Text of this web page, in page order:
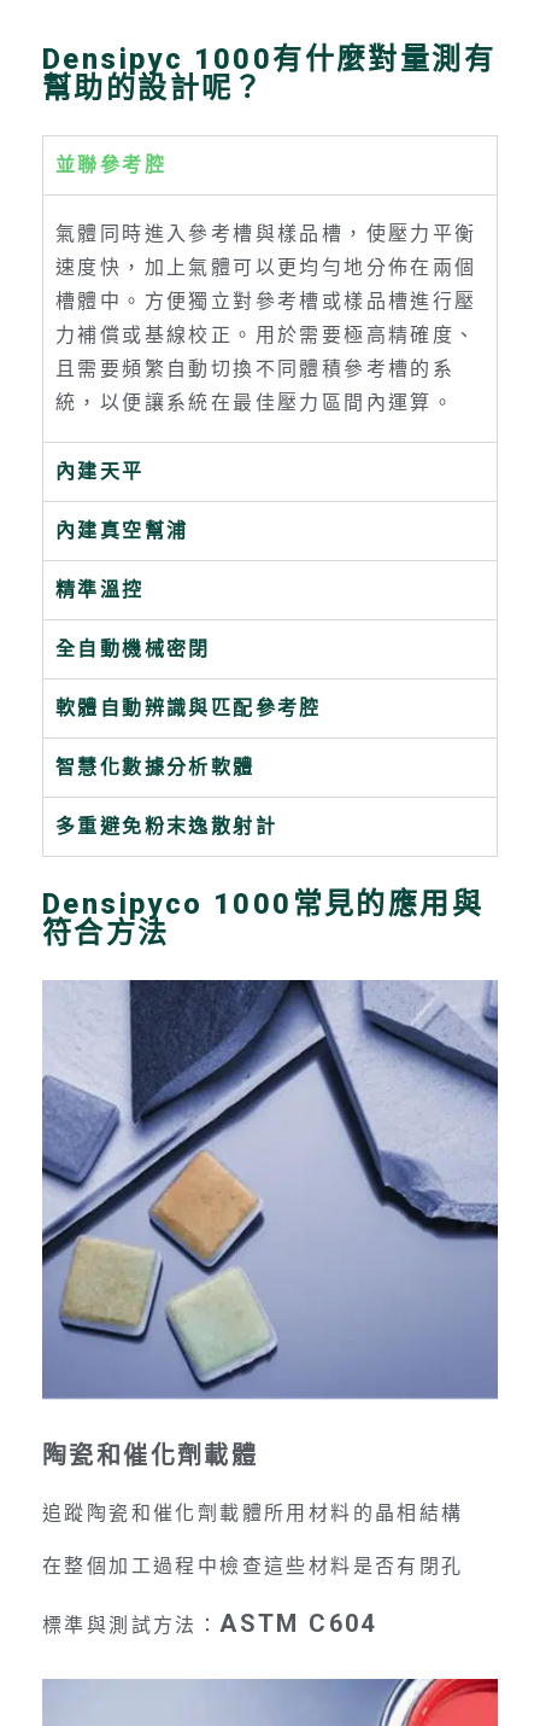
Densipyc 1000有什麼對量測有
幫助的設計呢？
並聯參考腔
氣體同時進入參考槽與樣品槽，使壓力平衡
速度快，加上氣體可以更均勻地分佈在兩個
槽體中。方便獨立對參考槽或樣品槽進行壓
力補償或基線校正。用於需要極高精確度、
且需要頻繁自動切換不同體積參考槽的系
統，以便讓系統在最佳壓力區間內運算。
內建天平
內建真空幫浦
精準溫控
全自動機械密閉
軟體自動辨識與匹配參考腔
智慧化數據分析軟體
多重避免粉末逸散射計
Densipyco 1000常見的應用與
符合方法
陶瓷和催化劑載體
追蹤陶瓷和催化劑載體所用材料的晶相結構
在整個加工過程中檢查這些材料是否有閉孔
標準與測試方法： ASTM C604